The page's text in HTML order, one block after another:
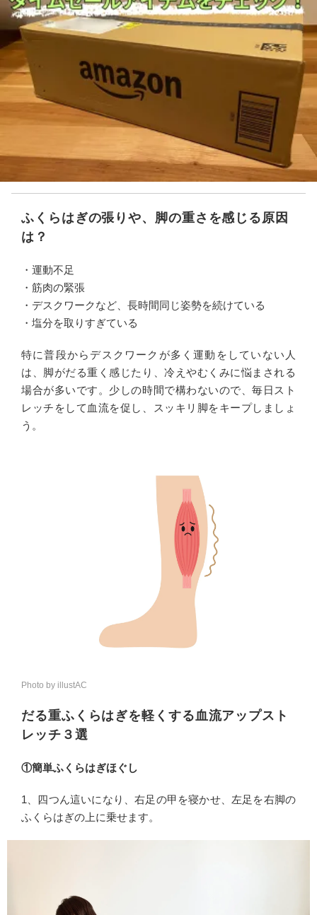
ふくらはぎの張りや、脚の重さを感じる原因
は？
・運動不足
・筋肉の緊張
・デスクワークなど、長時間同じ姿勢を続けている
・塩分を取りすぎている
特に普段からデスクワークが多く運動をしていない人
は、脚がだる重く感じたり、冷えやむくみに悩まされる
場合が多いです。少しの時間で構わないので、毎日スト
レッチをして血流を促し、スッキリ脚をキープしましょ
う。
Photo by illustAC
だる重ふくらはぎを軽くする血流アップスト
レッチ３選
①簡単ふくらはぎほぐし
1、四つん這いになり、右足の甲を寝かせ、左足を右脚の
ふくらはぎの上に乗せます。